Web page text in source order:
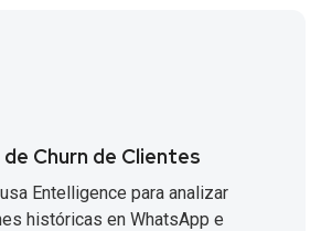
Churn de Clientes
Entelligence para analizar
históricas en WhatsApp e